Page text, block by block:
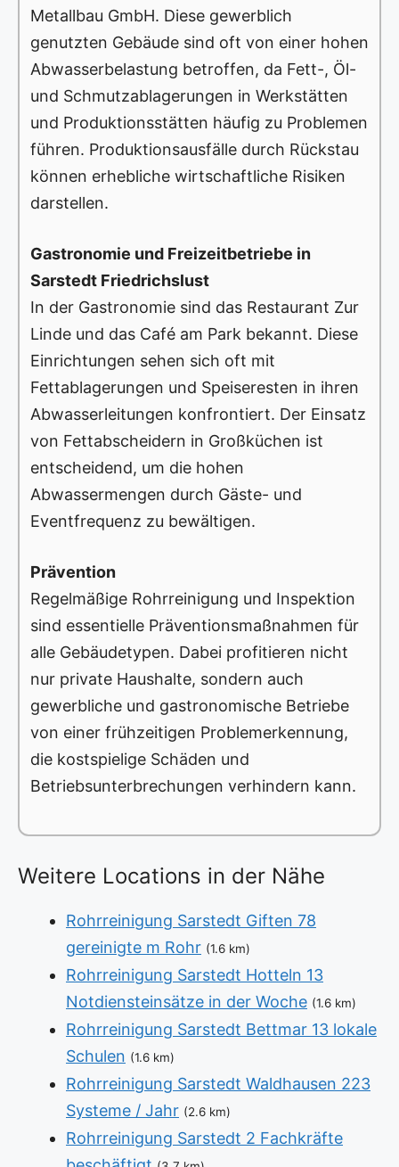
Metallbau GmbH. Diese gewerblich
genutzten Gebäude sind oft von einer hohen
Abwasserbelastung betroffen, da Fett-, Öl-
und Schmutzablagerungen in Werkstätten
und Produktionsstätten häufig zu Problemen
führen. Produktionsausfälle durch Rückstau
können erhebliche wirtschaftliche Risiken
darstellen.
Gastronomie und Freizeitbetriebe in
Sarstedt Friedrichslust
In der Gastronomie sind das Restaurant Zur
Linde und das Café am Park bekannt. Diese
Einrichtungen sehen sich oft mit
Fettablagerungen und Speiseresten in ihren
Abwasserleitungen konfrontiert. Der Einsatz
von Fettabscheidern in Großküchen ist
entscheidend, um die hohen
Abwassermengen durch Gäste- und
Eventfrequenz zu bewältigen.
Prävention
Regelmäßige Rohrreinigung und Inspektion
sind essentielle Präventionsmaßnahmen für
alle Gebäudetypen. Dabei profitieren nicht
nur private Haushalte, sondern auch
gewerbliche und gastronomische Betriebe
von einer frühzeitigen Problemerkennung,
die kostspielige Schäden und
Betriebsunterbrechungen verhindern kann.
Weitere Locations in der Nähe
Rohrreinigung Sarstedt Giften 78
gereinigte m Rohr (1.6 km)
Rohrreinigung Sarstedt Hotteln 13
Notdiensteinsätze in der Woche (1.6 km)
Rohrreinigung Sarstedt Bettmar 13 lokale
Schulen (1.6 km)
Rohrreinigung Sarstedt Waldhausen 223
Systeme / Jahr (2.6 km)
Rohrreinigung Sarstedt 2 Fachkräfte